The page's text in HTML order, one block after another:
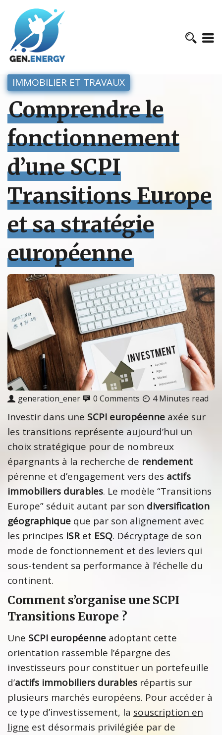
IMMOBILIER ET TRAVAUX
Comprendre le
fonctionnement
d’une SCPI
Transitions Europe
et sa stratégie
européenne
generation_ener 0 Comments 4 Minutes read
Investir dans une SCPI européenne axée sur
les transitions représente aujourd’hui un
choix stratégique pour de nombreux
épargnants à la recherche de rendement
pérenne et d’engagement vers des actifs
immobiliers durables. Le modèle “Transitions
Europe” séduit autant par son diversification
géographique que par son alignement avec
les principes ISRet ESQ. Décryptage de son
mode de fonctionnement et des leviers qui
sous-tendent sa performance à l’échelle du
continent.
Comment s’organise une SCPI
Transitions Europe ?
Une SCPI européenne adoptant cette
orientation rassemble l’épargne des
investisseurs pour constituer un portefeuille
d’actifs immobiliers durables répartis sur
plusieurs marchés européens. Pour accéder à
ce type d’investissement, la souscription en
ligne est désormais privilégiée par de